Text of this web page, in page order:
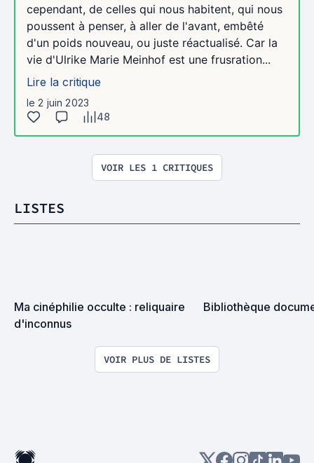
cependant, de celles qui nous habitent, qui nous
poussent à penser, à aller de l'avant, embêté
d'un poids nouveau, ou juste réactualisé. Car la
vie d'Ulrike Marie Meinhof est une frusration...
Lire la critique
le 2 juin 2023
48
VOIR LES 1 CRITIQUES
LISTES
Ma cinéphilie occulte : reliquaire
d'inconnus
Bibliothèque
VOIR PLUS DE LISTES